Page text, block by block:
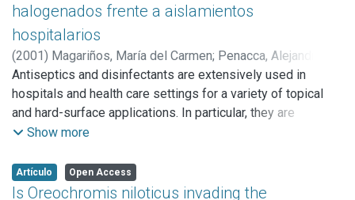
halogenados frente a aislamientos
hospitalarios
(2001) Magariños, María del Carmen; Penacca, Alejandra C.
Castelo, Sandra M.;Martínez, Anabela M.;Demartini,
Eduardo A.;Landriel, Lorena;Reynaldo, Mirta Beatriz
Antiseptics and disinfectants are extensively used in
hospitals and health care settings for a variety of topical
and hard-surface applications. In particular, they are
essential part of infection control practices and in the
known about the mode of action of these biocides with
respect to antibiotics. In general, the antimicrobial activity
Show more
Artículo Open Access
Is Oreochromis niloticus invading the